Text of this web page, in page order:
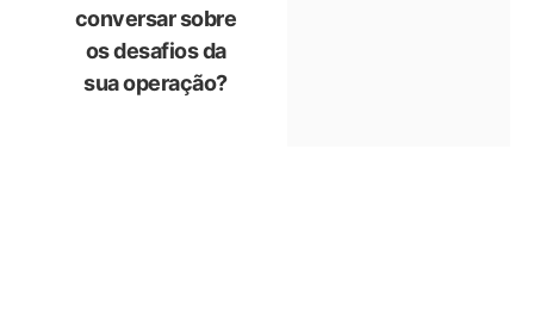
conversar sobre
os desafios da
sua operação?